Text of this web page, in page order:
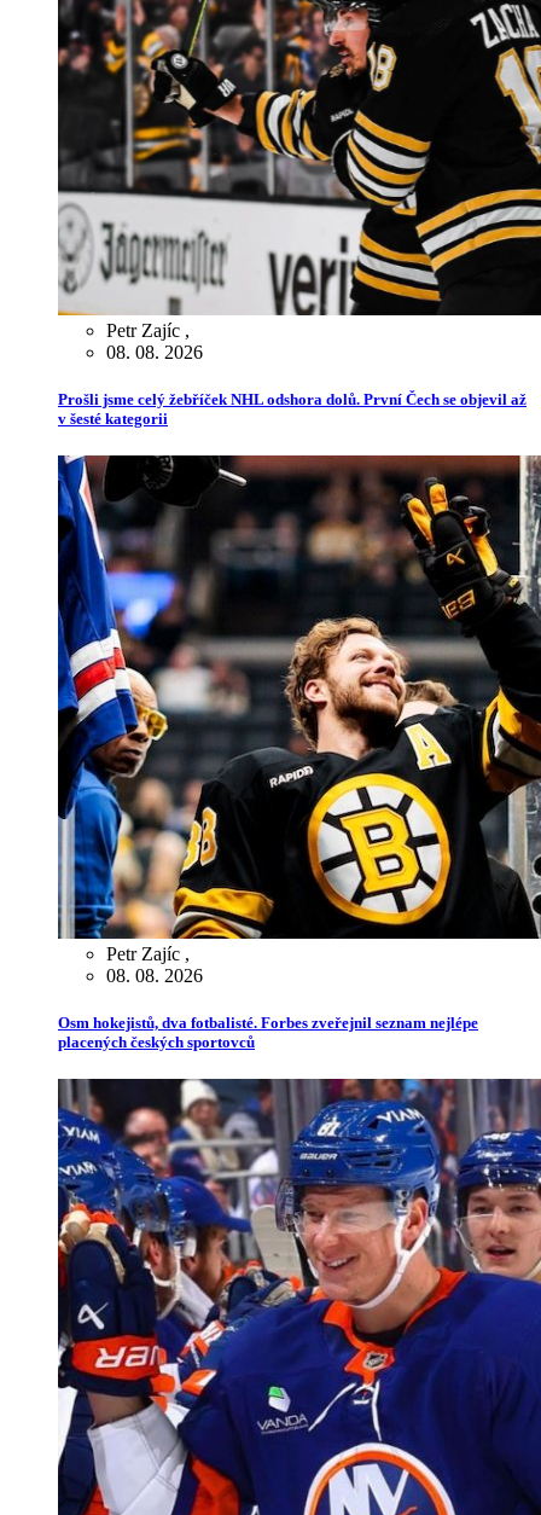
Petr Zajíc ,
08. 08. 2026
Prošli jsme celý žebříček NHL odshora dolů. První Čech se objevil až
v šesté kategorii
Petr Zajíc ,
08. 08. 2026
Osm hokejistů, dva fotbalisté. Forbes zveřejnil seznam nejlépe
placených českých sportovců